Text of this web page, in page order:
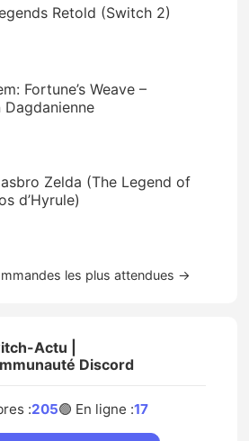
Retold (Switch 2)
Fortune’s Weave –
Zelda (The Legend of
d’Hyrule)
les plus attendues →
Actu |
Discord
:205🟢 En ligne :17